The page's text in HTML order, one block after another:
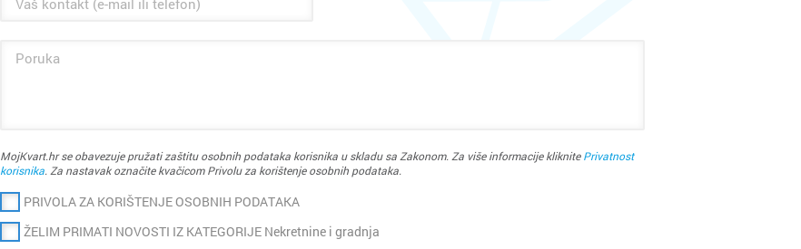
MojKvart.hr se obavezuje pružati zaštitu osobnih podataka korisnika u skladu sa Zakonom. Za više informacije kliknitePrivatnost
korisnika. Za nastavak označite kvačicom Privolu za korištenje osobnih podataka.
PRIVOLA ZA KORIŠTENJE OSOBNIH PODATAKA
ŽELIM PRIMATI NOVOSTI IZ KATEGORIJE Nekretnine i gradnja